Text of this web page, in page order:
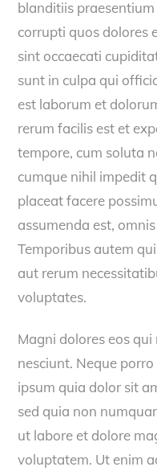
blanditiis
corrupti quos dolores
sint occaecati
sunt in culpa qui
est laborum et
rerum facilis est et
tempore, cum soluta
cumque nihil impedit
placeat facere
assumenda est,
Temporibus autem
aut rerum
voluptates.
Magni dolores eos
nesciunt. Neque
ipsum quia dolor sit
sed quia non
ut labore et dolore
voluptatem. Ut enim